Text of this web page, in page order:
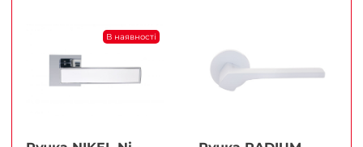
В наявності